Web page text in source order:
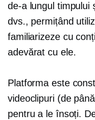
de-a lungul timpului
dvs., permițând
familiarizeze cu
adevărat cu ele.
Platforma este
videoclipuri (de
pentru a le însoți.